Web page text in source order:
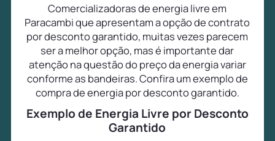
Comercializadoras de energia livre em
Paracambi que apresentam a opção de contrato
por desconto garantido, muitas vezes parecem
ser a melhor opção, mas é importante dar
atenção na questão do preço da energia variar
conforme as bandeiras. Confira um exemplo de
compra de energia por desconto garantido.
Exemplo de Energia Livre por Desconto
Garantido